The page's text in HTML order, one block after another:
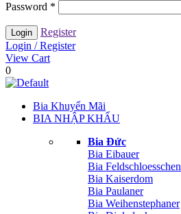
Password *
Register
Login / Register
View Cart
0
Bia Khuyến Mãi
BIA NHẬP KHẨU
Bia Đức
Bia Eibauer
Bia Feldschloesschen
Bia Kaiserdom
Bia Paulaner
Bia Weihenstephaner